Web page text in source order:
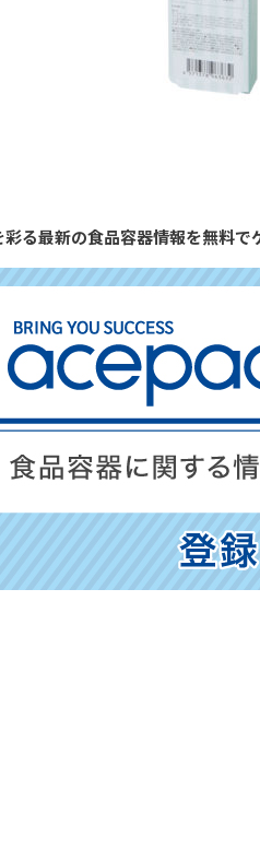
る最新の食品容器情報を無料で